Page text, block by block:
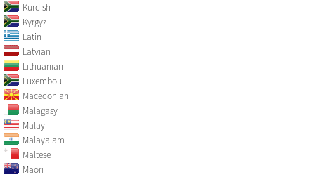
Kurdish
Kyrgyz
Latin
Latvian
Lithuanian
Luxembou..
Macedonian
Malagasy
Malay
Malayalam
Maltese
Maori